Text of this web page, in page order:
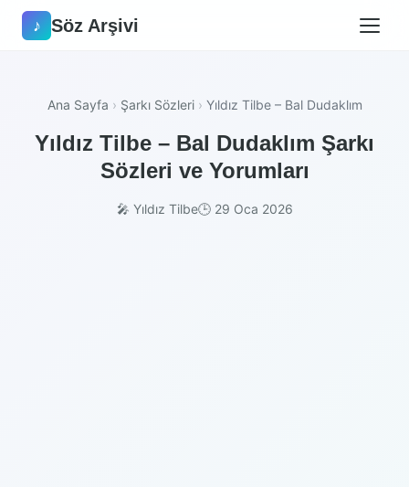
♪ Söz Arşivi
Ana Sayfa › Şarkı Sözleri › Yıldız Tilbe – Bal Dudaklım
Yıldız Tilbe – Bal Dudaklım Şarkı
Sözleri ve Yorumları
🎤 Yıldız Tilbe🕒 29 Oca 2026